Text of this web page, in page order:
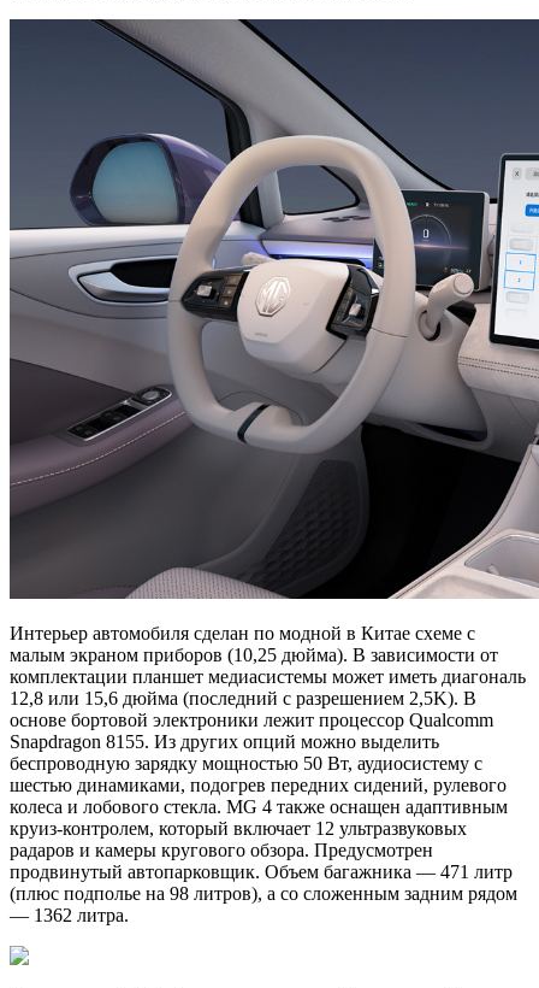
Интерьер автомобиля сделан по модной в Китае схеме с
малым экраном приборов (10,25 дюйма). В зависимости от
комплектации планшет медиасистемы может иметь диагональ
12,8 или 15,6 дюйма (последний с разрешением 2,5K). В
основе бортовой электроники лежит процессор Qualcomm
Snapdragon 8155. Из других опций можно выделить
беспроводную зарядку мощностью 50 Вт, аудиосистему с
шестью динамиками, подогрев передних сидений, рулевого
колеса и лобового стекла. MG 4 также оснащен адаптивным
круиз-контролем, который включает 12 ультразвуковых
радаров и камеры кругового обзора. Предусмотрен
продвинутый автопарковщик. Объем багажника — 471 литр
(плюс подполье на 98 литров), а со сложенным задним рядом
— 1362 литра.